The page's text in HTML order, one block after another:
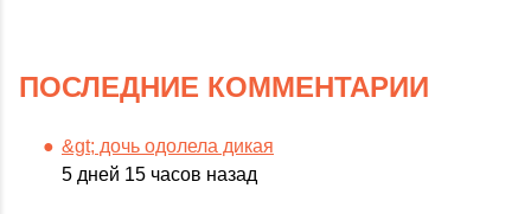
ПОСЛЕДНИЕ КОММЕНТАРИИ
&gt; дочь одолела дикая
5 дней 15 часов назад